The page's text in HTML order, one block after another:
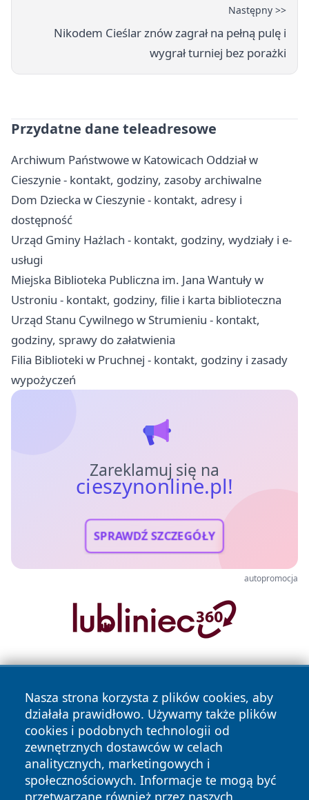
Następny >>
Nikodem Cieślar znów zagrał na pełną pulę i
wygrał turniej bez porażki
Przydatne dane teleadresowe
Archiwum Państwowe w Katowicach Oddział w
Cieszynie - kontakt, godziny, zasoby archiwalne
Dom Dziecka w Cieszynie - kontakt, adresy i
dostępność
Urząd Gminy Hażlach - kontakt, godziny, wydziały i e-
usługi
Miejska Biblioteka Publiczna im. Jana Wantuły w
Ustroniu - kontakt, godziny, filie i karta biblioteczna
Urząd Stanu Cywilnego w Strumieniu - kontakt,
godziny, sprawy do załatwienia
Filia Biblioteki w Pruchnej - kontakt, godziny i zasady
wypożyczeń
Zareklamuj się na
cieszynonline.pl!
SPRAWDŹ SZCZEGÓŁY
autopromocja
Nasza strona korzysta z plików cookies, aby
działała prawidłowo. Używamy także plików
cookies i podobnych technologii od
zewnętrznych dostawców w celach
analitycznych, marketingowych i
społecznościowych. Informacje te mogą być
przetwarzane również przez naszych
Copyright © 2026 cieszynonline.pl Wszystkie prawa
zastrzeżone.